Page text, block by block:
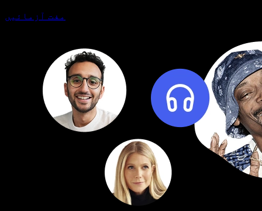
مفت آزمائیں